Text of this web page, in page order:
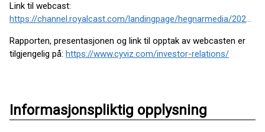
Link til webcast:
https://channel.royalcast.com/landingpage/hegnarmedia/20230210_6/
Rapporten, presentasjonen og link til opptak av webcasten er
tilgjengelig på: https://www.cyviz.com/investor-relations/
Informasjonspliktig opplysning